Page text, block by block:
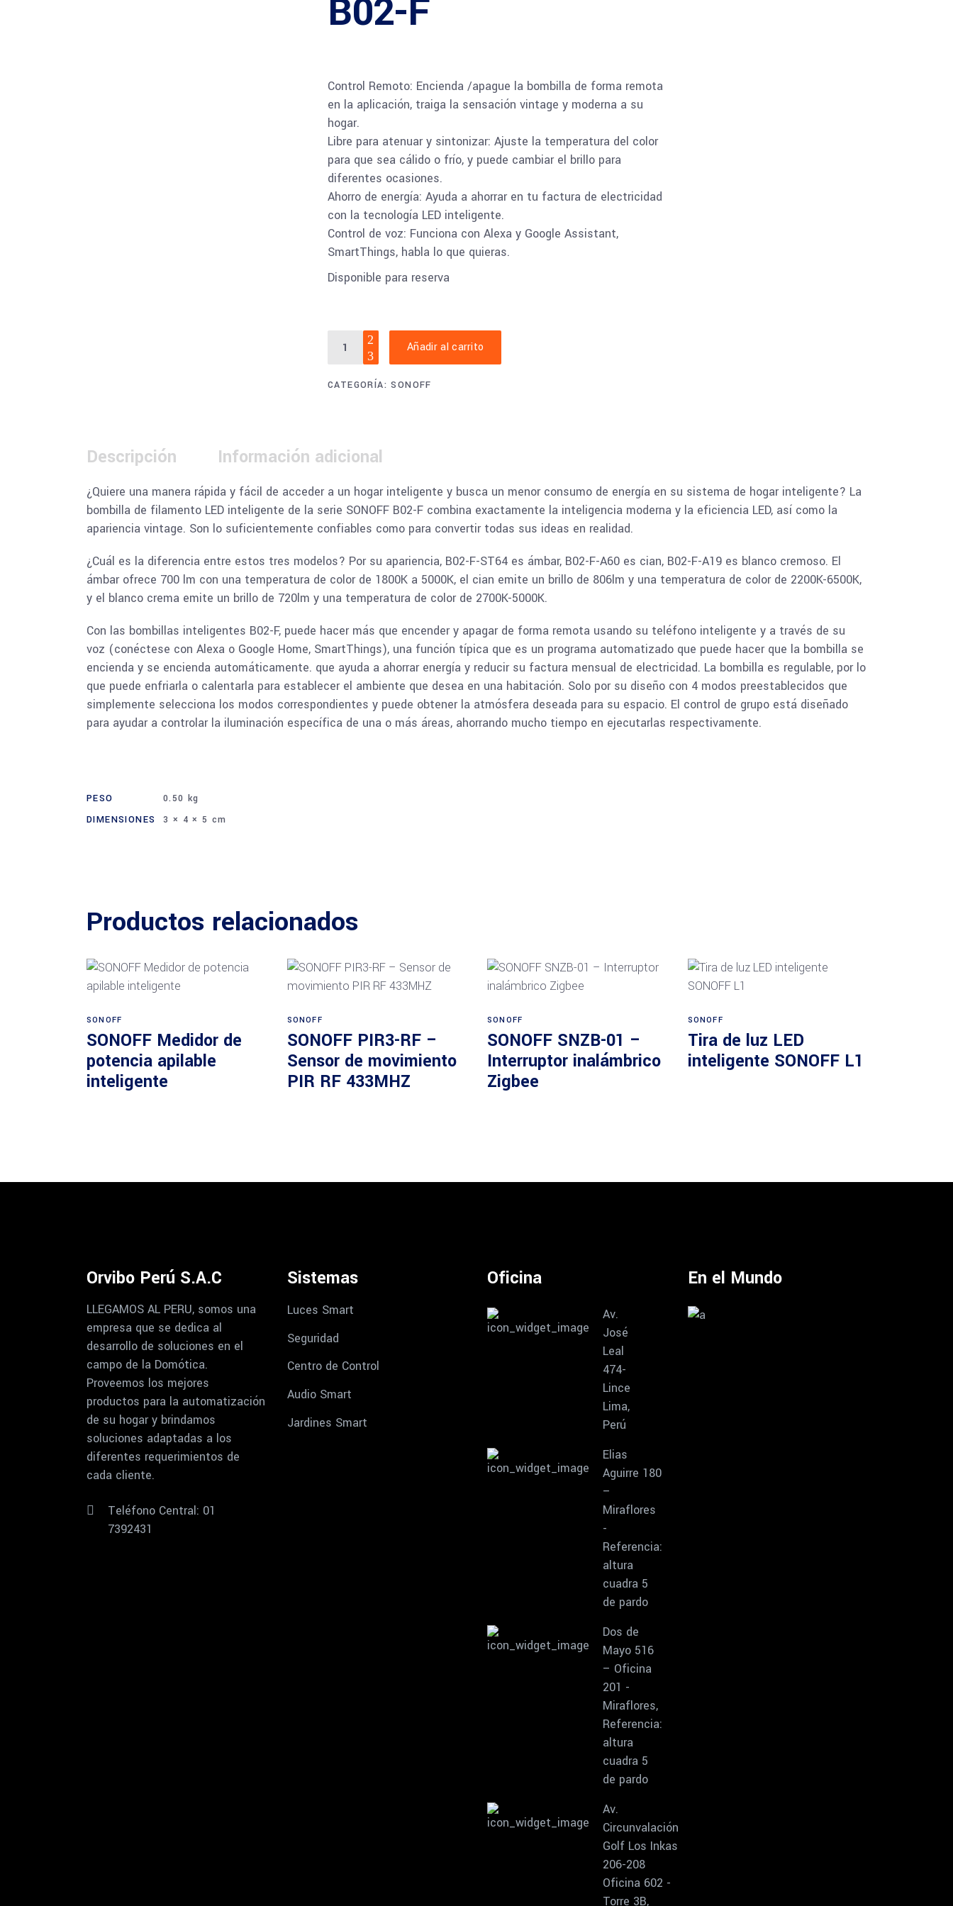
B02-F
Control Remoto: Encienda /apague la bombilla de forma remota
en la aplicación, traiga la sensación vintage y moderna a su
hogar.
Libre para atenuar y sintonizar: Ajuste la temperatura del color
para que sea cálido o frío, y puede cambiar el brillo para
diferentes ocasiones.
Ahorro de energía: Ayuda a ahorrar en tu factura de electricidad
con la tecnología LED inteligente.
Control de voz: Funciona con Alexa y Google Assistant,
SmartThings, habla lo que quieras.
Disponible para reserva
Bombilla
filamento
inteligente
SONOFF
B02-
F
quantity
Añadir al carrito
CATEGORÍA:SONOFF
Descripción Información adicional
¿Quiere una manera rápida y fácil de acceder a un hogar inteligente y busca un menor consumo de energía en su sistema de hogar inteligente? La
bombilla de filamento LED inteligente de la serie SONOFF B02-F combina exactamente la inteligencia moderna y la eficiencia LED, así como la
apariencia vintage. Son lo suficientemente confiables como para convertir todas sus ideas en realidad.
¿Cuál es la diferencia entre estos tres modelos? Por su apariencia, B02-F-ST64 es ámbar, B02-F-A60 es cian, B02-F-A19 es blanco cremoso. El
ámbar ofrece 700 lm con una temperatura de color de 1800K a 5000K, el cian emite un brillo de 806lm y una temperatura de color de 2200K-6500K,
y el blanco crema emite un brillo de 720lm y una temperatura de color de 2700K-5000K.
Con las bombillas inteligentes B02-F, puede hacer más que encender y apagar de forma remota usando su teléfono inteligente y a través de su
voz (conéctese con Alexa o Google Home, SmartThings), una función típica que es un programa automatizado que puede hacer que la bombilla se
encienda y se encienda automáticamente. que ayuda a ahorrar energía y reducir su factura mensual de electricidad. La bombilla es regulable, por lo
que puede enfriarla o calentarla para establecer el ambiente que desea en una habitación. Solo por su diseño con 4 modos preestablecidos que
simplemente selecciona los modos correspondientes y puede obtener la atmósfera deseada para su espacio. El control de grupo está diseñado
para ayudar a controlar la iluminación específica de una o más áreas, ahorrando mucho tiempo en ejecutarlas respectivamente.
PESO
0.50 kg
DIMENSIONES
3 × 4 × 5 cm
Productos relacionados
SONOFF
SONOFF Medidor de
potencia apilable
inteligente
SONOFF
SONOFF PIR3-RF –
Sensor de movimiento
PIR RF 433MHZ
SONOFF
SONOFF SNZB-01 –
Interruptor inalámbrico
Zigbee
SONOFF
Tira de luz LED
inteligente SONOFF L1
Orvibo Perú S.A.C
LLEGAMOS AL PERU, somos una
empresa que se dedica al
desarrollo de soluciones en el
campo de la Domótica.
Proveemos los mejores
productos para la automatización
de su hogar y brindamos
soluciones adaptadas a los
diferentes requerimientos de
cada cliente.
Teléfono Central: 01
7392431
Sistemas
Luces Smart
Seguridad
Centro de Control
Audio Smart
Jardines Smart
Oficina
Av.
José
Leal
474-
Lince
Lima,
Perú
Elias
Aguirre 180
–
Miraflores
-
Referencia:
altura
cuadra 5
de pardo
Dos de
Mayo 516
– Oficina
201 -
Miraflores,
Referencia:
altura
cuadra 5
de pardo
Av.
Circunvalación
Golf Los Inkas
206-208
Oficina 602 -
Torre 3B,
En el Mundo